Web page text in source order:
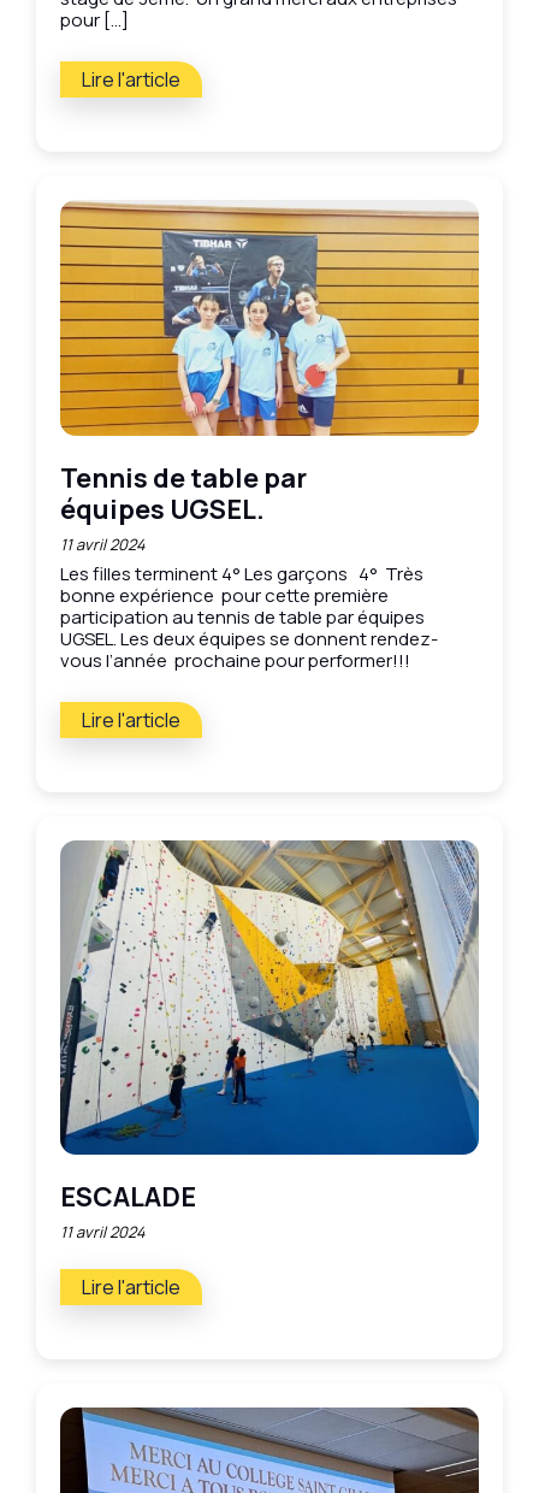
pour […]
Lire l'article
Tennis de table par
équipes UGSEL.
11 avril 2024
Les filles terminent 4° Les garçons 4° Très
bonne expérience pour cette première
participation au tennis de table par équipes
UGSEL. Les deux équipes se donnent rendez-
vous l’année prochaine pour performer!!!
Lire l'article
ESCALADE
11 avril 2024
Lire l'article